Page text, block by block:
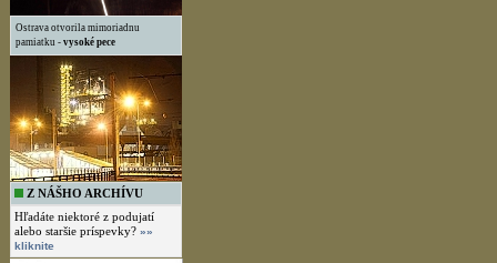
Ostrava otvorila mimoriadnu
pamiatku - vysoké pece
Z NÁŠHO ARCHÍVU
Hľadáte niektoré z podujatí
alebo staršie príspevky? »»
kliknite